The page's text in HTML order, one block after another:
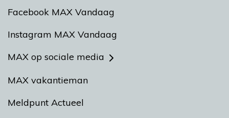
Facebook MAX Vandaag
Instagram MAX Vandaag
MAX op sociale media
MAX vakantieman
Meldpunt Actueel